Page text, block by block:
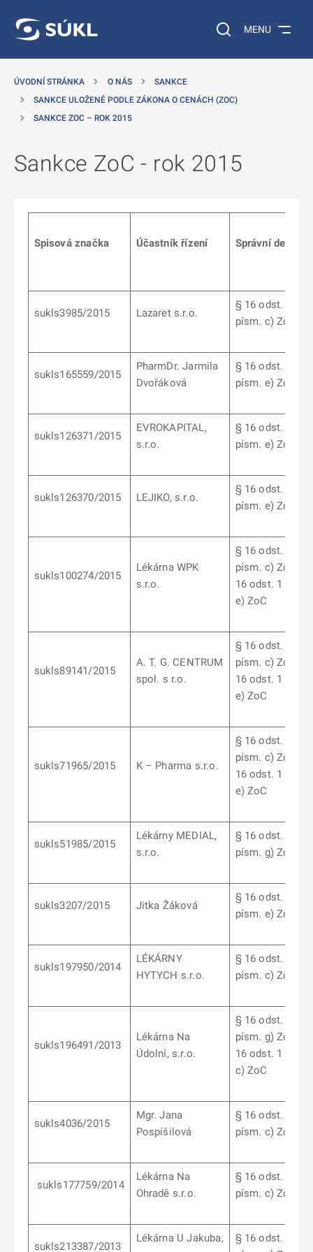
Vyhledávání na
MENU
ÚVODNÍ STRÁNKA O NÁS
SANKCE
SANKCE ULOŽENÉ PODLE ZÁKONA O CENÁCH (ZOC)
SANKCE ZOC – ROK 2015
Sankce ZoC - rok 2015
Spisová značka Účastník řízení Správní delikt
sukls3985/2015 Lazaret s.r.o.
§ 16 odst. 1
písm. c) ZoC
sukls165559/2015
PharmDr. Jarmila
Dvořáková
§ 16 odst. 1
písm. e) ZoC
sukls126371/2015
EVROKAPITAL,
s.r.o.
§ 16 odst. 1
písm. e) ZoC
sukls126370/2015 LEJIKO, s.r.o.
§ 16 odst. 1
písm. e) ZoC
sukls100274/2015
Lékárna WPK
s.r.o.
§ 16 odst. 1
písm. c) ZoC, §
16 odst. 1 písm.
e) ZoC
sukls89141/2015
A. T. G. CENTRUM
spol. s r.o.
§ 16 odst. 1
písm. c) ZoC, §
16 odst. 1 písm.
e) ZoC
sukls71965/2015 K – Pharma s.r.o.
§ 16 odst. 1
písm. c) ZoC, §
16 odst. 1 písm.
e) ZoC
sukls51985/2015
Lékárny MEDIAL,
s.r.o.
§ 16 odst. 1
písm. g) ZoC
sukls3207/2015 Jitka Žáková
§ 16 odst. 1
písm. e) ZoC
sukls197950/2014
LÉKÁRNY
HYTYCH s.r.o.
§ 16 odst. 1
písm. c) ZoC
sukls196491/2013
Lékárna Na
Údolní, s.r.o.
§ 16 odst. 1
písm. g) ZoC,§
16 odst. 1 písm.
c) ZoC
sukls4036/2015
Mgr. Jana
Pospíšilová
§ 16 odst. 1
písm. c) ZoC
sukls177759/2014
Lékárna Na
Ohradě s.r.o.
§ 16 odst. 1
písm. c) ZoC
sukls213387/2013
Lékárna U Jakuba,
§ 16 odst. 1